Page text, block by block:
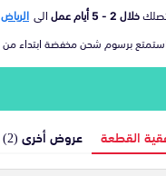
خلال 2 - 5 أيام عمل الى الرياض
استمتع برسوم شحن مخفضة ابتداء من
القطعة عروض أخرى (2)